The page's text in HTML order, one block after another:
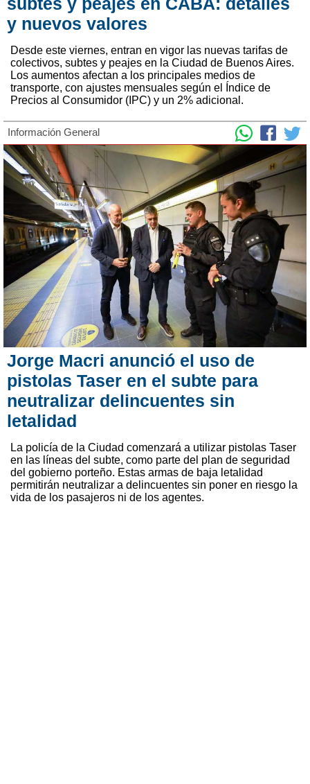
y nuevos valores
Desde este viernes, entran en vigor las nuevas tarifas de
colectivos, subtes y peajes en la Ciudad de Buenos Aires.
Los aumentos afectan a los principales medios de
transporte, con ajustes mensuales según el Índice de
Precios al Consumidor (IPC) y un 2% adicional.
Información General
Jorge Macri anunció el uso de
pistolas Taser en el subte para
neutralizar delincuentes sin
letalidad
La policía de la Ciudad comenzará a utilizar pistolas Taser
en las líneas del subte, como parte del plan de seguridad
del gobierno porteño. Estas armas de baja letalidad
permitirán neutralizar a delincuentes sin poner en riesgo la
vida de los pasajeros ni de los agentes.